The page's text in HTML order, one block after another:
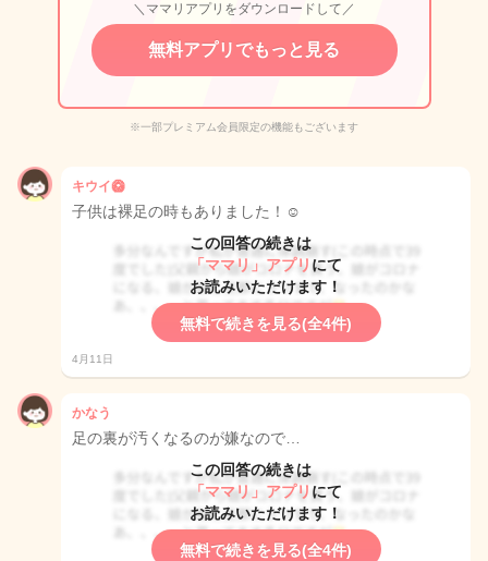
＼ママリアプリをダウンロードして／
無料アプリでもっと見る
※一部プレミアム会員限定の機能もございます
キウイ🥝
子供は裸足の時もありました！☺︎
この回答の続きは
「ママリ」アプリ にて
お読みいただけます！
無料で続きを見る(全4件)
4月11日
かなう
足の裏が汚くなるのが嫌なので…
この回答の続きは
「ママリ」アプリ にて
お読みいただけます！
無料で続きを見る(全4件)